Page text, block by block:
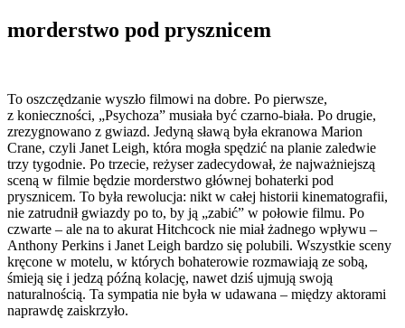
morderstwo pod prysznicem
To oszczędzanie wyszło filmowi na dobre. Po pierwsze,
z konieczności, „Psychoza” musiała być czarno-biała. Po drugie,
zrezygnowano z gwiazd. Jedyną sławą była ekranowa Marion
Crane, czyli Janet Leigh, która mogła spędzić na planie zaledwie
trzy tygodnie. Po trzecie, reżyser zadecydował, że najważniejszą
sceną w filmie będzie morderstwo głównej bohaterki pod
prysznicem. To była rewolucja: nikt w całej historii kinematografii,
nie zatrudnił gwiazdy po to, by ją „zabić” w połowie filmu. Po
czwarte – ale na to akurat Hitchcock nie miał żadnego wpływu –
Anthony Perkins i Janet Leigh bardzo się polubili. Wszystkie sceny
kręcone w motelu, w których bohaterowie rozmawiają ze sobą,
śmieją się i jedzą późną kolację, nawet dziś ujmują swoją
naturalnością. Ta sympatia nie była w udawana – między aktorami
naprawdę zaiskrzyło.